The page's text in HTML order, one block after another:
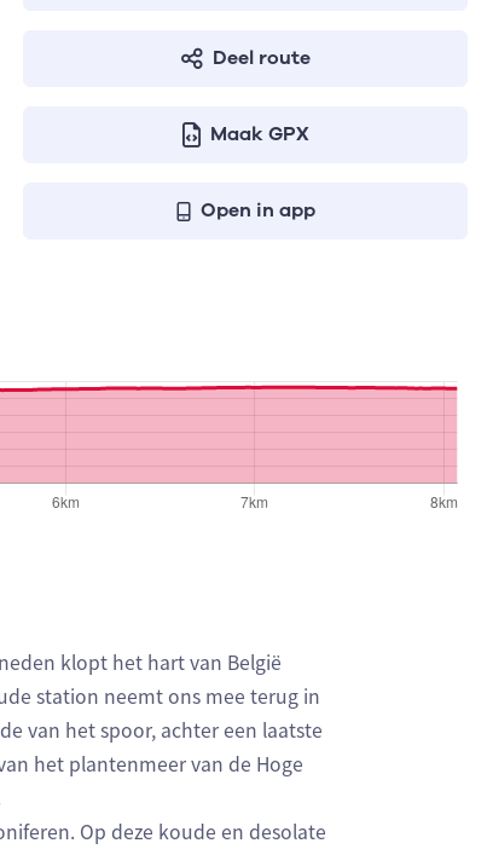
Deel route
Maak GPX
Open in app
respectievelijk het aantal te stijgen meters, het
klopt het hart van België
station neemt ons mee terug in
van het spoor, achter een laatste
het plantenmeer van de Hoge
Op deze koude en desolate